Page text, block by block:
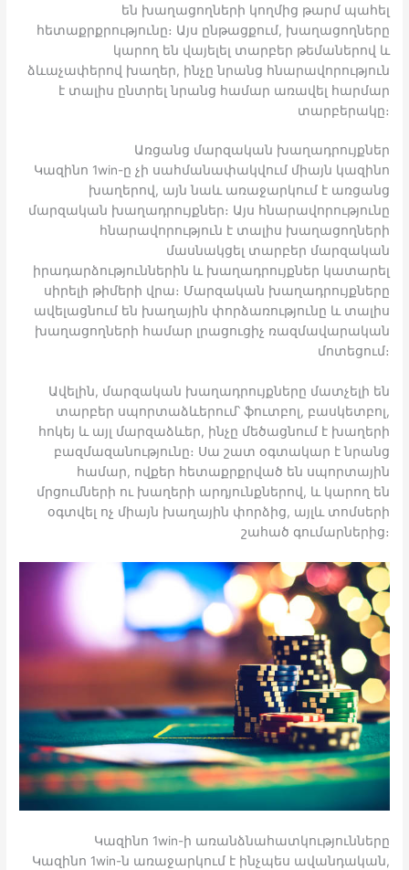
են խաղացողների կողմից թարմ պահել
հետաքրքրությունը։ Այս ընթացքում, խաղացողները
կարող են վայելել տարբեր թեմաներով և
ձևաչափերով խաղեր, ինչը նրանց հնարավորություն
է տալիս ընտրել նրանց համար առավել հարմար
տարբերակը։
Առցանց մարզական խաղադրույքներ
Կազինո 1win-ը չի սահմանափակվում միայն կազինո
խաղերով, այն նաև առաջարկում է առցանց
մարզական խաղադրույքներ։ Այս հնարավորությունը
հնարավորություն է տալիս խաղացողների
մասնակցել տարբեր մարզական
իրադարձություններին և խաղադրույքներ կատարել
սիրելի թիմերի վրա։ Մարզական խաղադրույքները
ավելացնում են խաղային փորձառությունը և տալիս
խաղացողների համար լրացուցիչ ռազմավարական
մոտեցում։
Ավելին, մարզական խաղադրույքները մատչելի են
տարբեր սպորտաձևերում՝ ֆուտբոլ, բասկետբոլ,
հոկեյ և այլ մարզաձևեր, ինչը մեծացնում է խաղերի
բազմազանությունը։ Սա շատ օգտակար է նրանց
համար, ովքեր հետաքրքրված են սպորտային
մրցումների ու խաղերի արդյունքներով, և կարող են
օգտվել ոչ միայն խաղային փորձից, այլև տոմսերի
շահած գումարներից։
Կազինո 1win-ի առանձնահատկությունները
Կազինո 1win-ն առաջարկում է ինչպես ավանդական,